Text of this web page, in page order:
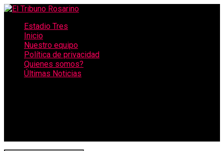
Estadio Tres
Inicio
Nuestro equipo
Política de privacidad
Quienes somos?
Últimas Noticias